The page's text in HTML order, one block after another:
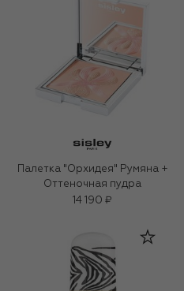
Палетка "Орхидея" Румяна +
Оттеночная пудра
14 190 ₽